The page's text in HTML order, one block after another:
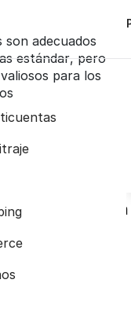
son adecuados
estándar, pero
para los
en
Evita